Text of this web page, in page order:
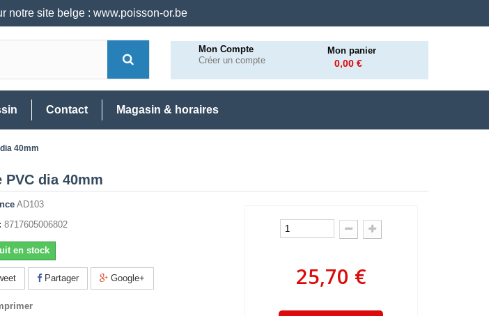
notre site belge : www.poisson-or.be
Mon Compte
Créer un compte
Mon panier
0,00 €
Contact Magasin & horaires
40mm
PVC dia 40mm
AD103
8717605006802
en stock
Partager Google+ 25,70 €